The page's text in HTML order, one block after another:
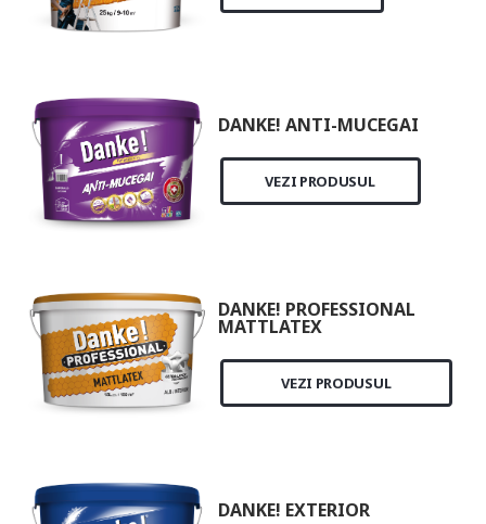
DANKE! ANTI-MUCEGAI
VEZI PRODUSUL
DANKE! PROFESSIONAL
MATTLATEX
VEZI PRODUSUL
DANKE! EXTERIOR